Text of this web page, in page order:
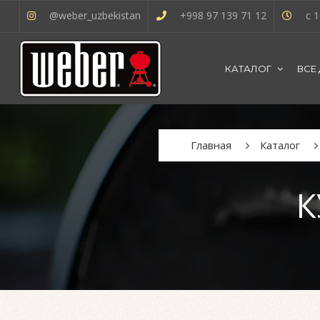
@weber_uzbekistan +998 97 139 71 12 с
КАТАЛОГ
Главная Каталог